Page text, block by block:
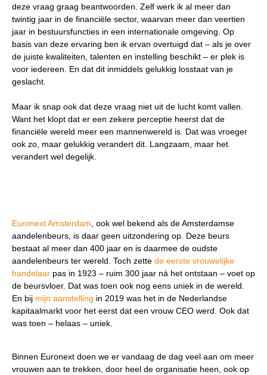
deze vraag graag beantwoorden. Zelf werk ik al meer dan
twintig jaar in de financiële sector, waarvan meer dan veertien
jaar in bestuursfuncties in een internationale omgeving. Op
basis van deze ervaring ben ik ervan overtuigd dat – als je over
de juiste kwaliteiten, talenten en instelling beschikt – er plek is
voor iedereen. En dat dit inmiddels gelukkig losstaat van je
geslacht.
Maar ik snap ook dat deze vraag niet uit de lucht komt vallen.
Want het klopt dat er een zekere perceptie heerst dat de
financiële wereld meer een mannenwereld is. Dat was vroeger
ook zo, maar gelukkig verandert dit. Langzaam, maar het
verandert wel degelijk.
Euronext Amsterdam, ook wel bekend als de Amsterdamse
aandelenbeurs, is daar geen uitzondering op. Deze beurs
bestaat al meer dan 400 jaar en is daarmee de oudste
aandelenbeurs ter wereld. Toch zette de eerste vrouwelijke
handelaar pas in 1923 – ruim 300 jaar ná het ontstaan – voet op
de beursvloer. Dat was toen ook nog eens uniek in de wereld.
En bij mijn aanstelling in 2019 was het in de Nederlandse
kapitaalmarkt voor het eerst dat een vrouw CEO werd. Ook dat
was toen – helaas – uniek.
Binnen Euronext doen we er vandaag de dag veel aan om meer
vrouwen aan te trekken, door heel de organisatie heen, ook op